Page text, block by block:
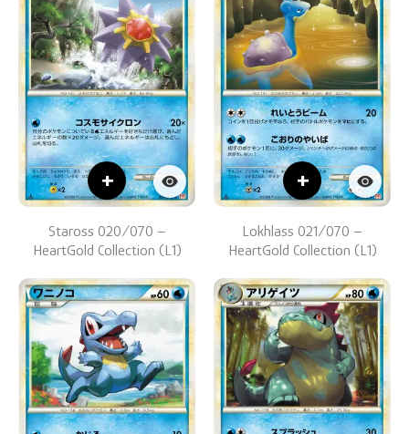
+
Staross 020/070 –
HeartGold Collection (L1)
+
Lokhlass 021/070 –
HeartGold Collection (L1)